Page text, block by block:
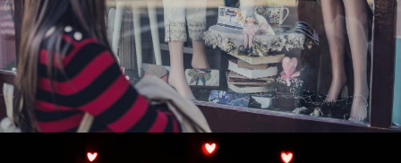
витрины StepClub
Смотреть проект